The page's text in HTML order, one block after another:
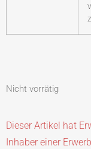
Nicht vorrätig
Dieser Artikel hat
Inhaber einer